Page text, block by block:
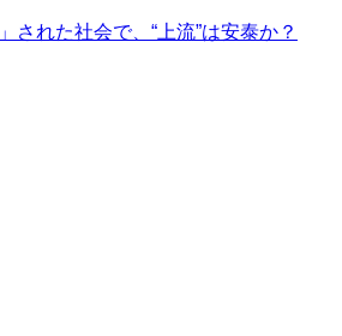
された社会で、“上流”は安泰か？